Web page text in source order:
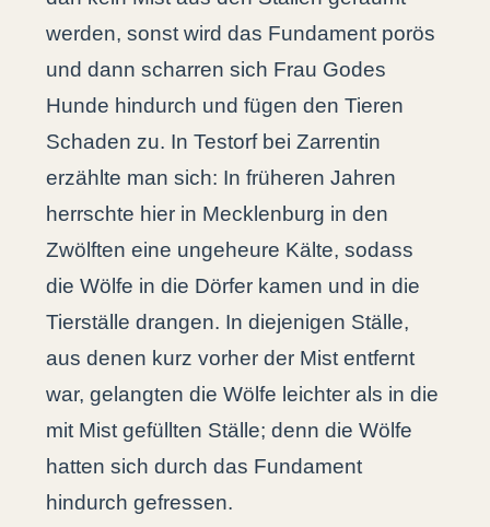
werden, sonst wird das Fundament porös
und dann scharren sich Frau Godes
Hunde hindurch und fügen den Tieren
Schaden zu. In Testorf bei Zarrentin
erzählte man sich: In früheren Jahren
herrschte hier in Mecklenburg in den
Zwölften eine ungeheure Kälte, sodass
die Wölfe in die Dörfer kamen und in die
Tierställe drangen. In diejenigen Ställe,
aus denen kurz vorher der Mist entfernt
war, gelangten die Wölfe leichter als in die
mit Mist gefüllten Ställe; denn die Wölfe
hatten sich durch das Fundament
hindurch gefressen.